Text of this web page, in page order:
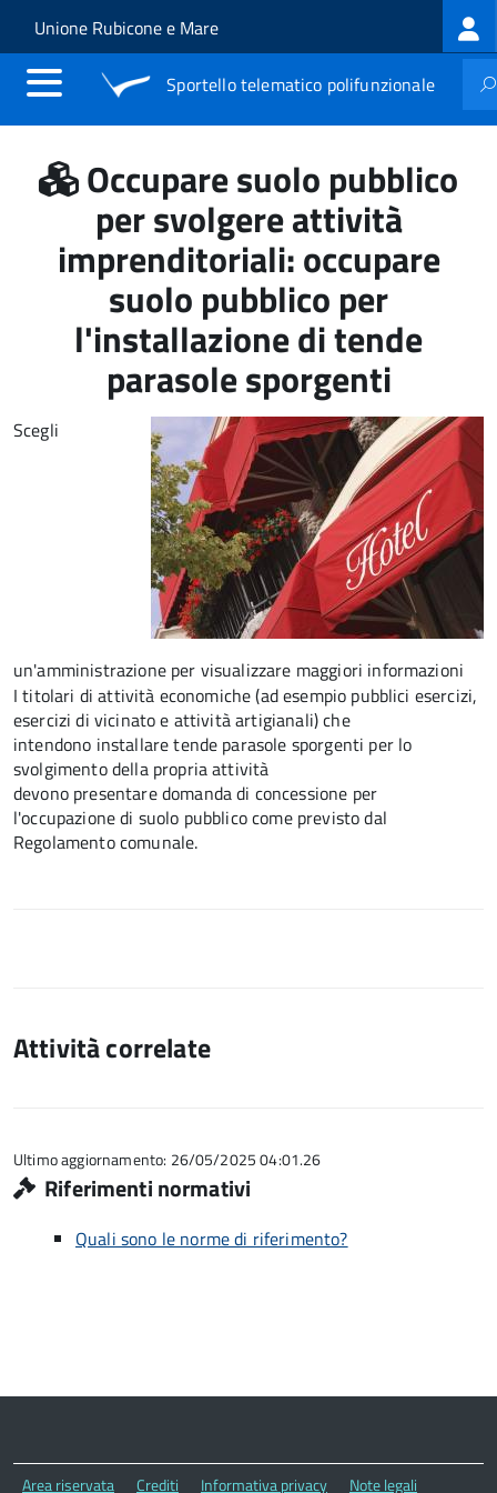
Salta al contenuto principale
Skip to site navigation
Unione Rubicone e Mare
Sportello telematico polifunzionale
Occupare suolo pubblico
per svolgere attività
imprenditoriali: occupare
suolo pubblico per
l'installazione di tende
parasole sporgenti
Scegli
un'amministrazione per visualizzare maggiori informazioni
I titolari di attività economiche (ad esempio pubblici esercizi,
esercizi di vicinato e attività artigianali) che
intendono installare tende parasole sporgenti per lo
svolgimento della propria attività
devono presentare domanda di concessione per
l'occupazione di suolo pubblico come previsto dal
Regolamento comunale.
Attività correlate
Ultimo aggiornamento: 26/05/2025 04:01.26
Riferimenti normativi
Quali sono le norme di riferimento?
Area riservata Crediti Informativa privacy Note legali